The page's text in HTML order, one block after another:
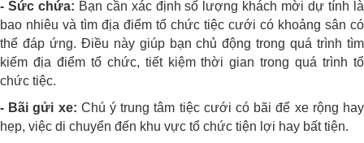
- Sức chứa: Bạn cần xác định số lượng khách mời dự tính là
bao nhiêu và tìm địa điểm tổ chức tiệc cưới có khoảng sân có
thể đáp ứng. Điều này giúp bạn chủ động trong quá trình tìm
kiếm địa điểm tổ chức, tiết kiệm thời gian trong quá trình tổ
chức tiệc.
- Bãi gửi xe: Chú ý trung tâm tiệc cưới có bãi để xe rộng hay
hẹp, việc di chuyển đến khu vực tổ chức tiện lợi hay bất tiện.